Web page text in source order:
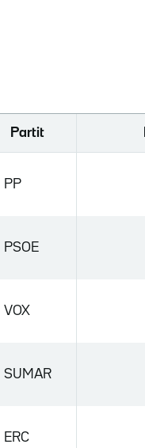
Partit
PP
PSOE
VOX
SUMAR
ERC